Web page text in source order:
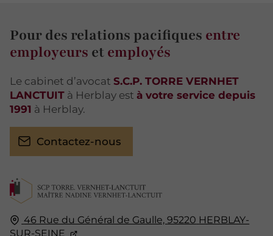
46 Rue du Général de Gaulle,95220 HERBLAY-
SUR-SEINE
Pour des relations pacifiques entre
employeurs etemployés
Le cabinet d’avocat S.C.P. TORRE VERNHET
LANCTUIT à Herblay est à votre service depuis
1991 à Herblay.
Contactez-nous